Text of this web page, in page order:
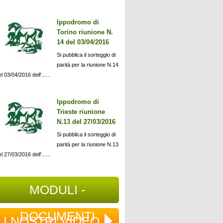
Ippodromo di
Torino riunione N.
14 del 03/04/2016
Si pubblica il sorteggio di
parità per la riunione N.14
03/04/2016 dell'......
Ippodromo di
Trieste riunione
N.13 del 27/03/2016
Si pubblica il sorteggio di
parità per la riunione N.13
27/03/2016 dell'......
MODULI -
DOCUMENTI